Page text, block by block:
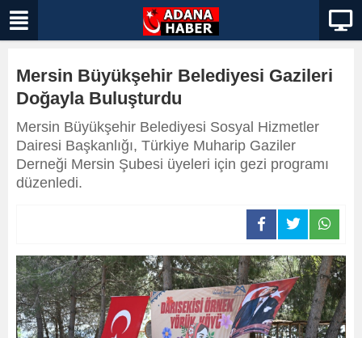
Mersin Büyükşehir Belediyesi Gazileri
Doğayla Buluşturdu
Mersin Büyükşehir Belediyesi Sosyal Hizmetler
Dairesi Başkanlığı, Türkiye Muharip Gaziler
Derneği Mersin Şubesi üyeleri için gezi programı
düzenledi.